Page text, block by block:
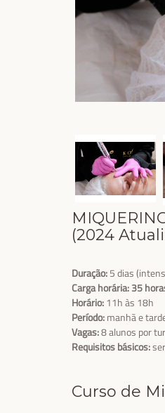
(2024
Duração:5 dias
Carga horária: 35
Horário:11h às 18h
Período:manhã e
Vagas:8 alunos por
Requisitos básicos:
Curso de